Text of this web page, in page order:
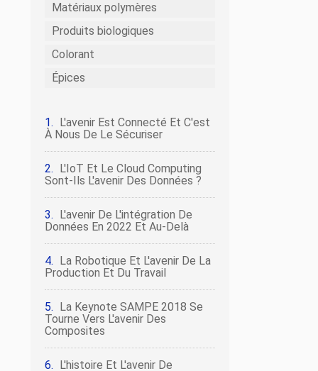
Matériaux polymères
Produits biologiques
Colorant
Épices
L'avenir Est Connecté Et C'est
À Nous De Le Sécuriser
L'IoT Et Le Cloud Computing
Sont-Ils L'avenir Des Données ?
L'avenir De L'intégration De
Données En 2022 Et Au-Delà
La Robotique Et L'avenir De La
Production Et Du Travail
La Keynote SAMPE 2018 Se
Tourne Vers L'avenir Des
Composites
L'histoire Et L'avenir De